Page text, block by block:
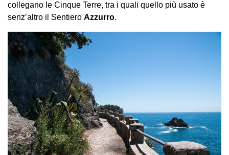
collegano le Cinque Terre, tra i quali quello più usato è
senz’altro il Sentiero Azzurro.